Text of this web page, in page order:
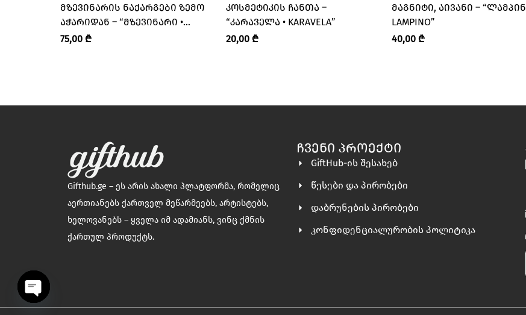
ᲛᲖᲔᲕᲘᲜᲐᲠᲘᲡ ᲜᲐᲥᲐᲠᲒᲔᲑᲘ ᲖᲔᲛᲝ
ᲐᲭᲐᲠᲘᲓᲐᲜ – “ᲛᲖᲔᲕᲘᲜᲐᲠᲘ •
MZEVINARI”
75,00 ₾
ᲙᲝᲡᲛᲔᲢᲘᲙᲘᲡ ᲩᲐᲜᲗᲐ –
“ᲙᲐᲠᲐᲕᲔᲚᲐ • KARAVELA”
20,00 ₾
ᲛᲐᲒᲜᲘᲢᲘ, ᲐᲘᲕᲐᲜᲘ –
LAMPINO”
40,00 ₾
Gifthub.ge – ეს არის ახალი პლატფორმა, რომელიც
აერთიანებს ქართველ მეწარმეებს, არტისტებს,
ხელოვანებს – ყველა იმ ადამიანს, ვინც ქმნის
ქართულ პროდუქტს.
ᲩᲕᲔᲜᲘ ᲞᲠᲝᲔᲥᲢᲘ
GiftHub-ის შესახებ
წესები და პირობები
დაბრუნების პირობები
კონფიდენციალურობის პოლიტიკა